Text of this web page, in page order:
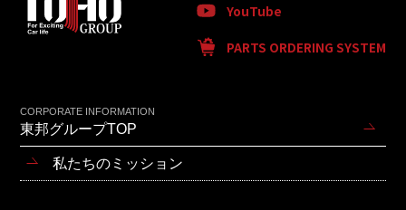
YouTube
PARTS ORDERING SYSTEM
CORPORATE INFORMATION
東邦グループTOP
私たちのミッション